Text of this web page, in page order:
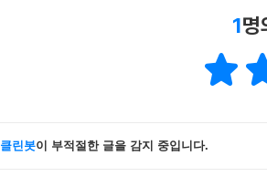
1명
클린봇이 부적절한 글을 감지 중입니다.